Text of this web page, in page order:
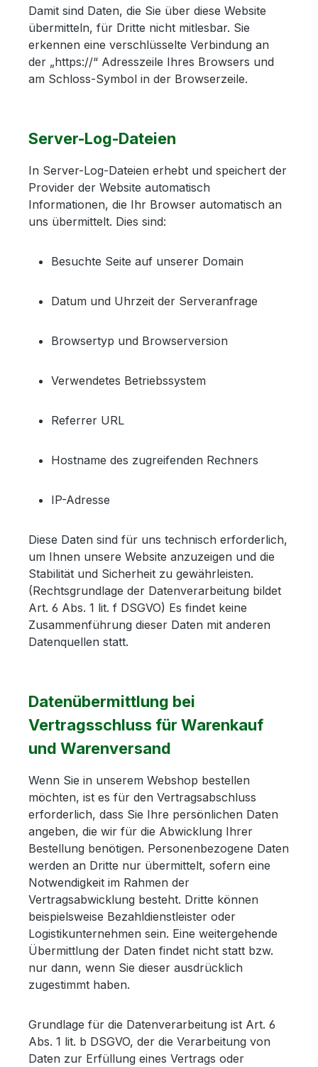
Damit sind Daten, die Sie über diese Website
übermitteln, für Dritte nicht mitlesbar. Sie
erkennen eine verschlüsselte Verbindung an
der „https://“ Adresszeile Ihres Browsers und
am Schloss-Symbol in der Browserzeile.
Server-Log-Dateien
In Server-Log-Dateien erhebt und speichert der
Provider der Website automatisch
Informationen, die Ihr Browser automatisch an
uns übermittelt. Dies sind:
Besuchte Seite auf unserer Domain
Datum und Uhrzeit der Serveranfrage
Browsertyp und Browserversion
Verwendetes Betriebssystem
Referrer URL
Hostname des zugreifenden Rechners
IP-Adresse
Diese Daten sind für uns technisch erforderlich,
um Ihnen unsere Website anzuzeigen und die
Stabilität und Sicherheit zu gewährleisten.
(Rechtsgrundlage der Datenverarbeitung bildet
Art. 6 Abs. 1 lit. f DSGVO) Es findet keine
Zusammenführung dieser Daten mit anderen
Datenquellen statt.
Datenübermittlung bei
Vertragsschluss für Warenkauf
und Warenversand
Wenn Sie in unserem Webshop bestellen
möchten, ist es für den Vertragsabschluss
erforderlich, dass Sie Ihre persönlichen Daten
angeben, die wir für die Abwicklung Ihrer
Bestellung benötigen. Personenbezogene Daten
werden an Dritte nur übermittelt, sofern eine
Notwendigkeit im Rahmen der
Vertragsabwicklung besteht. Dritte können
beispielsweise Bezahldienstleister oder
Logistikunternehmen sein. Eine weitergehende
Übermittlung der Daten findet nicht statt bzw.
nur dann, wenn Sie dieser ausdrücklich
zugestimmt haben.
Grundlage für die Datenverarbeitung ist Art. 6
Abs. 1 lit. b DSGVO, der die Verarbeitung von
Daten zur Erfüllung eines Vertrags oder